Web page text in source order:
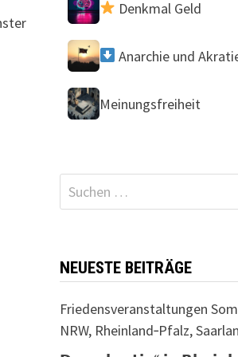
Denkmal Geld
Anarchie und
Meinungsfreiheit
Suchen
nach:
NEUESTE BEITRÄGE
Friedensveranstaltungen
NRW, Rheinland‑Pfalz,